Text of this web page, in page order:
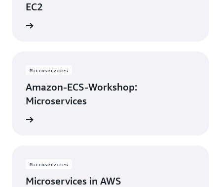
EC2
Microservices
Amazon-ECS-Workshop:
Microservices
Microservices
Microservices in AWS